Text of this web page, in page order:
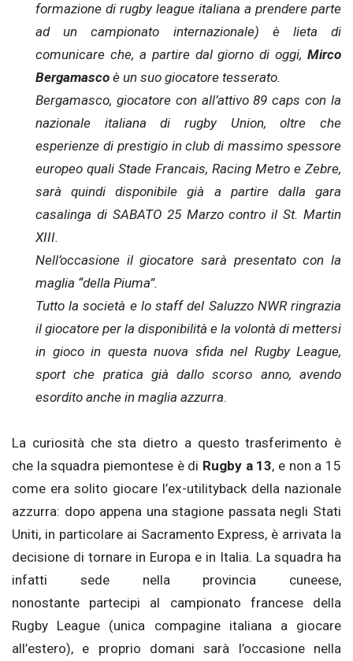
formazione di rugby league italiana a prendere parte
ad un campionato internazionale) è lieta di
comunicare che, a partire dal giorno di oggi, Mirco
Bergamasco è un suo giocatore tesserato.
Bergamasco, giocatore con all’attivo 89 caps con la
nazionale italiana di rugby Union, oltre che
esperienze di prestigio in club di massimo spessore
europeo quali Stade Francais, Racing Metro e Zebre,
sarà quindi disponibile già a partire dalla gara
casalinga di SABATO 25 Marzo contro il St. Martin
XIII.
Nell’occasione il giocatore sarà presentato con la
maglia “della Piuma”.
Tutto la società e lo staff del Saluzzo NWR ringrazia
il giocatore per la disponibilità e la volontà di mettersi
in gioco in questa nuova sfida nel Rugby League,
sport che pratica già dallo scorso anno, avendo
esordito anche in maglia azzurra.
La curiosità che sta dietro a questo trasferimento è
che la squadra piemontese è di Rugby a 13, e non a 15
come era solito giocare l’ex-utilityback della nazionale
azzurra: dopo appena una stagione passata negli Stati
Uniti, in particolare ai Sacramento Express, è arrivata la
decisione di tornare in Europa e in Italia. La squadra ha
infatti sede nella provincia cuneese,
nonostante partecipi al campionato francese della
Rugby League (unica compagine italiana a giocare
all’estero), e proprio domani sarà l’occasione nella